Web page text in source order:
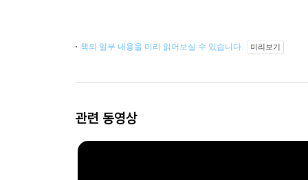
책의 일부 내용을 미리 읽어보실 수 있습니다. 미리보기
관련 동영상